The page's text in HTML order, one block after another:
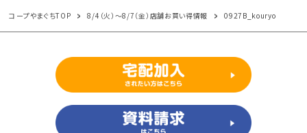
コープやまぐちTOP 8/4（火）～8/7（金）店舗お買い得情報 0927B_kouryo